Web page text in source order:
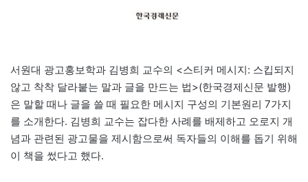
서원대 광고홍보학과 김병희 교수의 <스티커 메시지: 스킵되지
않고 착착 달라붙는 말과 글을 만드는 법>(한국경제신문 발행)
은 말할 때나 글을 쓸 때 필요한 메시지 구성의 기본원리 7가지
를 소개한다. 김병희 교수는 잡다한 사례를 배제하고 오로지 개
념과 관련된 광고물을 제시함으로써 독자들의 이해를 돕기 위해
이 책을 썼다고 했다.